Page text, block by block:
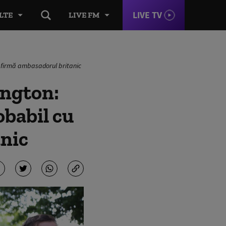
LIVE FM LIVE TV
ambasadorul britanic
cu